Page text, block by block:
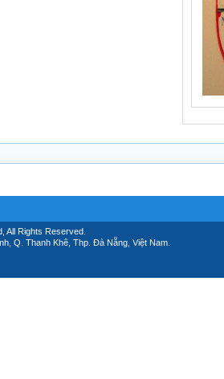
All Rights Reserved.
Q. Thanh Khê, Thp. Đà Nẵng, Việt Nam.